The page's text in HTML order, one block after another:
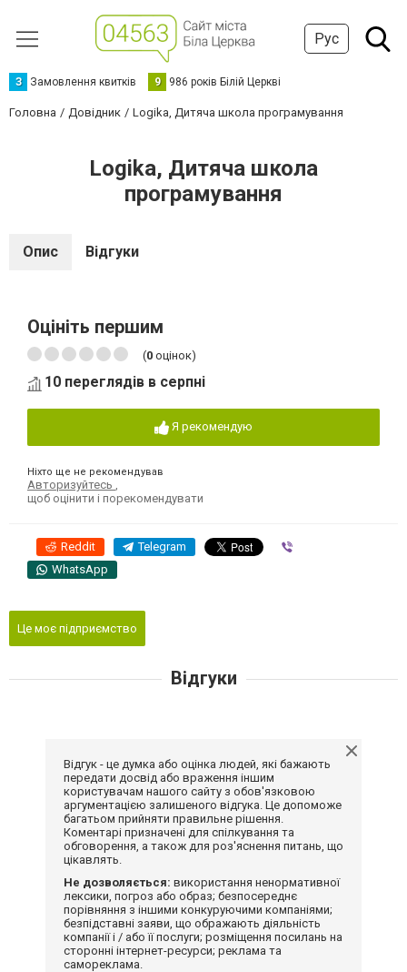
Рус
З Замовлення квитків 9 986 років Білій Церкві
Головна Довідник Logika, Дитяча школа програмування
Logika, Дитяча школа
програмування
Опис Відгуки
Оцініть першим
(0 оцінок)
10 переглядів в серпні
Я рекомендую
Ніхто ще не рекомендував
Авторизуйтесь
щоб оцінити і порекомендувати
Reddit Telegram
WhatsApp
Це моє підприємство
Відгуки
Відгук - це думка або оцінка людей, які бажають
передати досвід або враження іншим
користувачам нашого сайту з обов'язковою
аргументацією залишеного відгука. Це допоможе
багатьом прийняти правильне рішення.
Коментарі призначені для спілкування та
обговорення, а також для роз'яснення питань, що
цікавлять.
Не дозволяється: використання ненормативної
лексики, погроз або образ; безпосереднє
порівняння з іншими конкуруючими компаніями;
безпідставні заяви, що ображають діяльність
компанії і / або її послуги; розміщення посилань на
сторонні інтернет-ресурси; реклама та
самореклама.